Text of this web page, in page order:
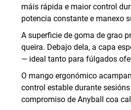
máis rápida e maior control
potencia constante e manexo
A superficie de goma de grao
queira. Debajo dela, a capa
— ideal tanto para fúlgados
O mango ergonómico
control estable durante
compromiso de Anyball coa